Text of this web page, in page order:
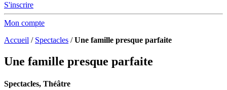
S'inscrire
Mon compte
Accueil / Spectacles /Une famille presque parfaite
Une famille presque parfaite
Spectacles, Théâtre